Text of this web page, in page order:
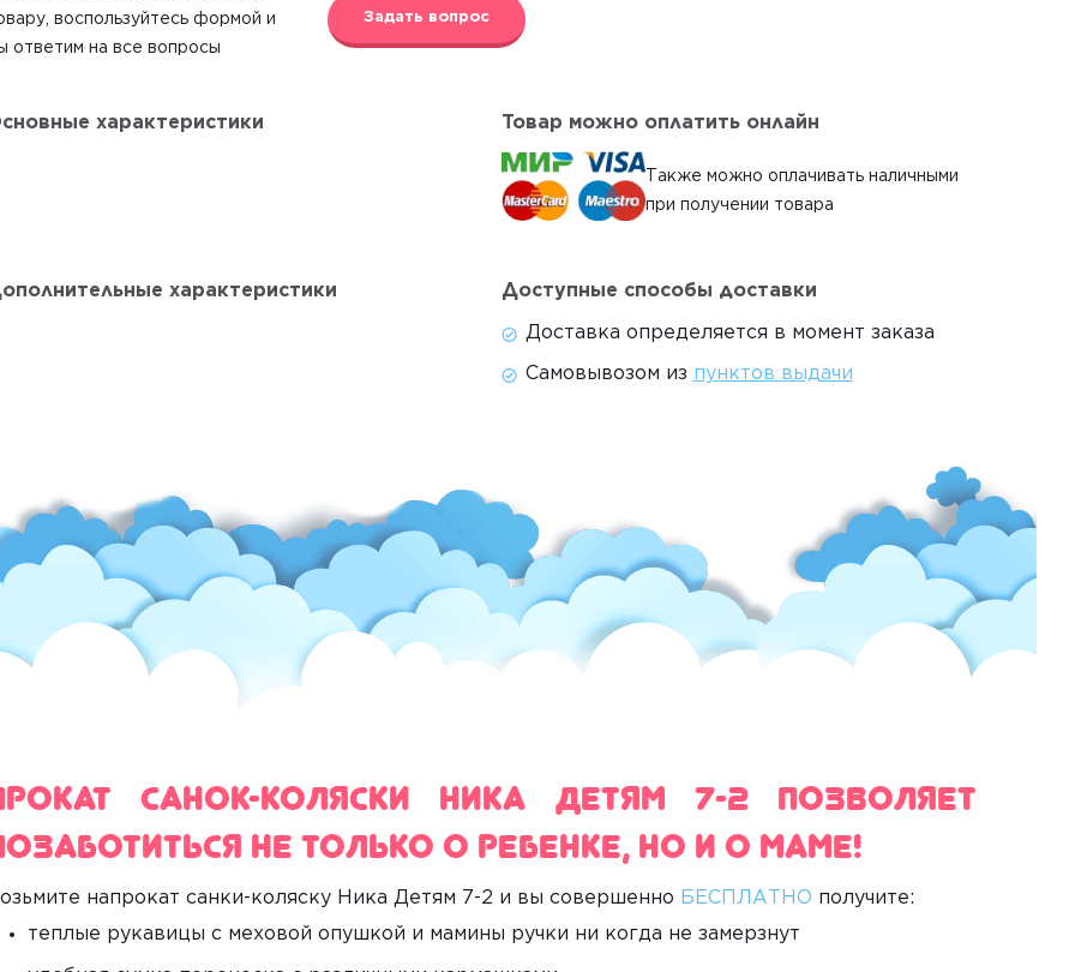
воспользуйтесь формой и
ответим на все вопросы
Задать вопрос
характеристики Товар можно оплатить онлайн
Также можно оплачивать наличными
при получении товара
характеристики Доступные способы доставки
Доставка определяется в момент заказа
Самовывозом из пунктов выдачи
санок-коляски Ника Детям 7-2 позволяет
не только о ребенке, но и о маме!
напрокат санки-коляску Ника Детям 7-2 и вы совершенно БЕСПЛАТНО получите:
теплые рукавицы с меховой опушкой и мамины ручки ни когда не замерзнут